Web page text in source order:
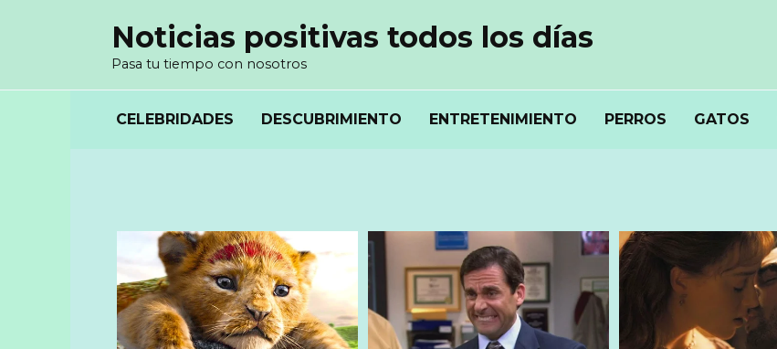
Noticias positivas todos los días
Pasa tu tiempo con nosotros
CELEBRIDADES DESCUBRIMIENTO ENTRETENIMIENTO PERROS GATOS